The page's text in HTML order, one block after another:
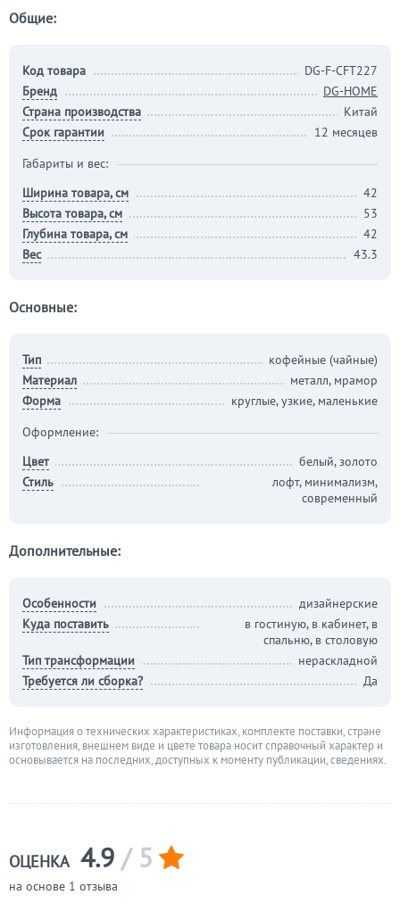
Общие:
Код товара
DG-F-CFT227
Бренд
DG-HOME
Страна производства
Китай
Срок гарантии
12 месяцев
Габариты и вес:
Ширина товара, см
42
Высота товара, см
53
Глубина товара, см
42
Вес
43.3
Основные:
Тип
кофейные (чайные)
Материал
металл, мрамор
Форма
круглые, узкие, маленькие
Оформление:
Цвет
белый, золото
Стиль
лофт, минимализм,
современный
Дополнительные:
Особенности
дизайнерские
Куда поставить
в гостиную, в кабинет, в
спальню, в столовую
Тип трансформации
нераскладной
Требуется ли сборка?
Да
Информация о технических характеристиках, комплекте поставки, стране
изготовления, внешнем виде и цвете товара носит справочный характер и
основывается на последних, доступных к моменту публикации, сведениях.
ОЦЕНКА 4.9 / 5
на основе 1 отзыва